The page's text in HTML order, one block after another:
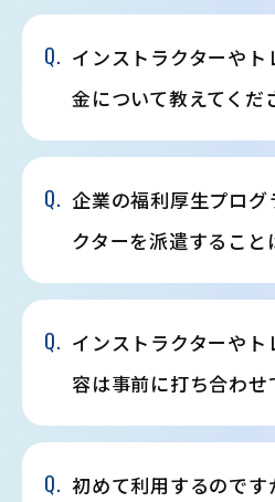
Q. インストラクターや
金について教えてくだ
Q. 企業の福利厚生プログ
クターを派遣すること
Q. インストラクターやト
容は事前に打ち合わせ
Q. 初めて利用するので